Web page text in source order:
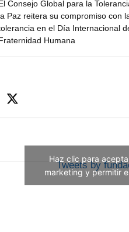
Consejo Global para la
Paz reitera su compromiso con
en el Día Internacional
Humana
Tweets by
Haz clic para
marketing y permitir